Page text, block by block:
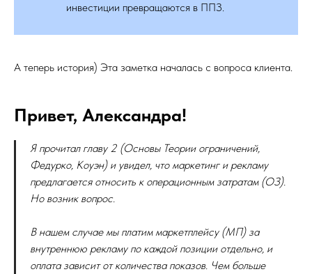
инвестиции превращаются в ППЗ.
А теперь история) Эта заметка началась с вопроса клиента.
Привет, Александра!
Я прочитал главу 2 (Основы Теории ограничений,
Федурко, Коуэн) и увидел, что маркетинг и рекламу
предлагается относить к операционным затратам (ОЗ).
Но возник вопрос.
В нашем случае мы платим маркетплейсу (МП) за
внутреннюю рекламу по каждой позиции отдельно, и
оплата зависит от количества показов. Чем больше